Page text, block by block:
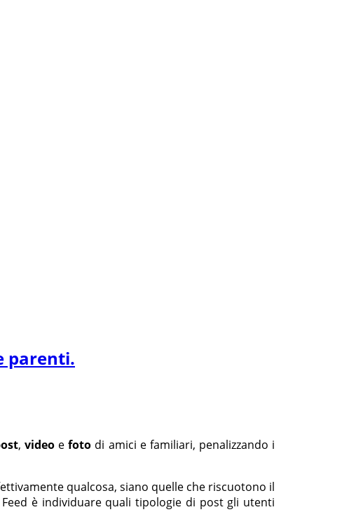
parenti.
,video e foto di amici e familiari, penalizzando i
qualcosa, siano quelle che riscuotono il
è individuare quali tipologie di post gli utenti